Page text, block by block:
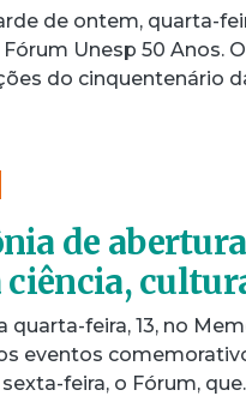
de ontem, quarta-
Unesp 50 Anos.
do cinquentenário
de
ciência,
quarta-feira, 13, no
eventos
feira, o Fórum,